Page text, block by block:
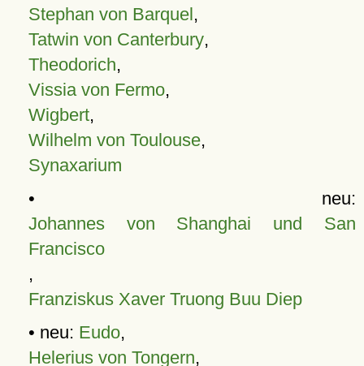
Stephan von Barquel,
Tatwin von Canterbury,
Theodorich,
Vissia von Fermo,
Wigbert,
Wilhelm von Toulouse,
Synaxarium
• neu:
Johannes von Shanghai und San
Francisco
,
Franziskus Xaver Truong Buu Diep
• neu: Eudo,
Helerius von Tongern,